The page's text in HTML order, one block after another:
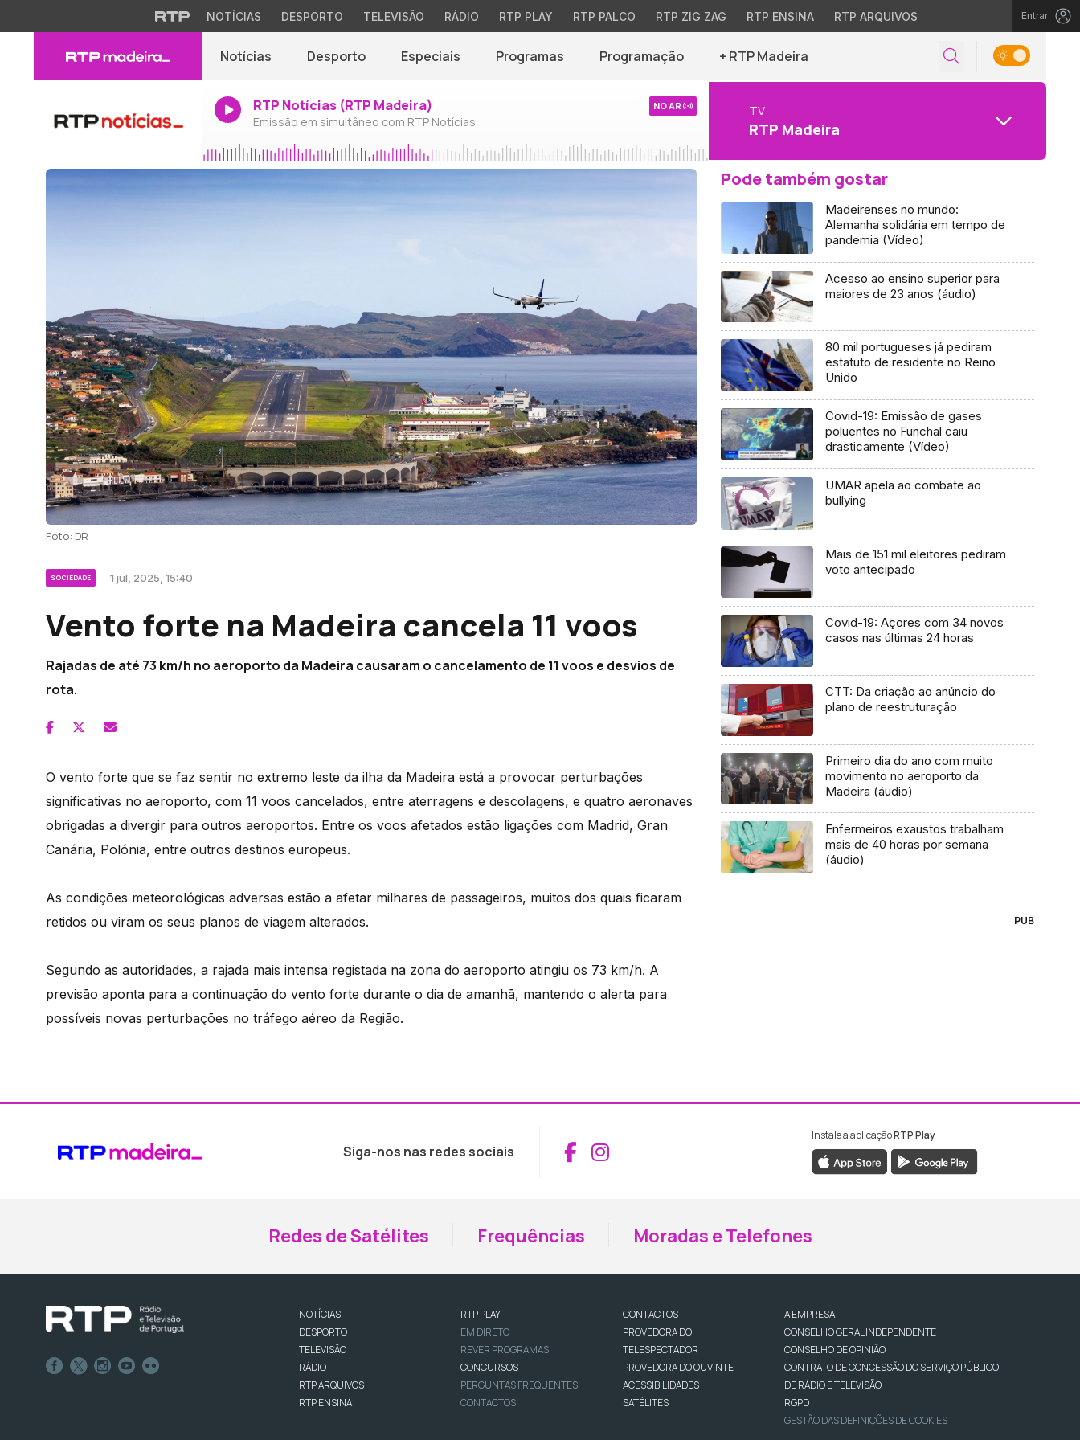
NOTÍCIAS DESPORTO TELEVISÃO RÁDIO RTP PLAY RTP PALCO RTP ZIG ZAG RTP ENSINA RTP ARQUIVOS Entrar
Notícias Desporto Especiais Programas Programação + RTP Madeira
RTP Notícias (RTP Madeira)
Emissão em simultâneo com RTP Notícias
NO AR TV
RTP Madeira
Foto: DR
SOCIEDADE 1 jul, 2025, 15:40
Vento forte na Madeira cancela 11 voos
Rajadas de até 73 km/h no aeroporto da Madeira causaram o cancelamento de 11 voos e desvios de
rota.
O vento forte que se faz sentir no extremo leste da ilha da Madeira está a provocar perturbações
significativas no aeroporto, com 11 voos cancelados, entre aterragens e descolagens, e quatro aeronaves
obrigadas a divergir para outros aeroportos. Entre os voos afetados estão ligações com Madrid, Gran
Canária, Polónia, entre outros destinos europeus.
As condições meteorológicas adversas estão a afetar milhares de passageiros, muitos dos quais ficaram
retidos ou viram os seus planos de viagem alterados.
Segundo as autoridades, a rajada mais intensa registada na zona do aeroporto atingiu os 73 km/h. A
previsão aponta para a continuação do vento forte durante o dia de amanhã, mantendo o alerta para
possíveis novas perturbações no tráfego aéreo da Região.
Pode também gostar
Madeirenses no mundo:
Alemanha solidária em tempo de
pandemia (Vídeo)
Acesso ao ensino superior para
maiores de 23 anos (áudio)
80 mil portugueses já pediram
estatuto de residente no Reino
Unido
Covid-19: Emissão de gases
poluentes no Funchal caiu
drasticamente (Vídeo)
UMAR apela ao combate ao
bullying
Mais de 151 mil eleitores pediram
voto antecipado
Covid-19: Açores com 34 novos
casos nas últimas 24 horas
CTT: Da criação ao anúncio do
plano de reestruturação
Primeiro dia do ano com muito
movimento no aeroporto da
Madeira (áudio)
Enfermeiros exaustos trabalham
mais de 40 horas por semana
(áudio)
PUB
Siga-nos nas redes sociais Aceder ao Facebook da RTP Madeira
Aceder ao Instagram da RTP Madeira
Instale a aplicaçãoRTP Play
Redes de Satélites Frequências Moradas e Telefones
NOTÍCIAS
DESPORTO
TELEVISÃO
RÁDIO
RTP ARQUIVOS
RTP ENSINA
RTP PLAY
EM DIRETO
REVER PROGRAMAS
CONCURSOS
PERGUNTAS FREQUENTES
CONTACTOS
CONTACTOS
PROVEDORA DO
TELESPECTADOR
PROVEDORA DO OUVINTE
ACESSIBILIDADES
SATÉLITES
A EMPRESA
CONSELHO GERAL INDEPENDENTE
CONSELHO DE OPINIÃO
CONTRATO DE CONCESSÃO DO SERVIÇO PÚBLICO
DE RÁDIO E TELEVISÃO
RGPD
GESTÃO DAS DEFINIÇÕES DE COOKIES